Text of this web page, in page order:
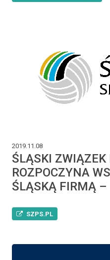
2019.11.08
ŚLĄSKI
ROZPOCZYNA
ŚLĄSKĄ FIRMĄ –
SZPS.PL